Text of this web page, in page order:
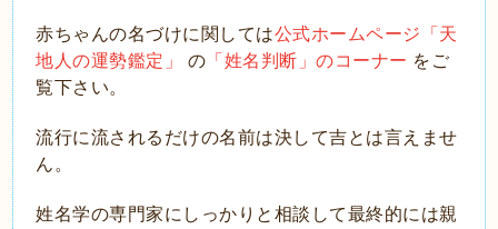
赤ちゃんの名づけに関しては公式ホームページ「天
地人の運勢鑑定」
の 「姓名判断」のコーナー をご
覧下さい。
流行に流されるだけの名前は決して吉とは言えませ
ん。
姓名学の専門家にしっかりと相談して最終的には親